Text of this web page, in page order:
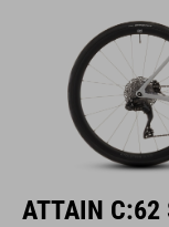
ATTAIN C:62